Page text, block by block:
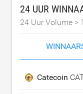
24 UUR
24 Uur Volume >
Catecoin